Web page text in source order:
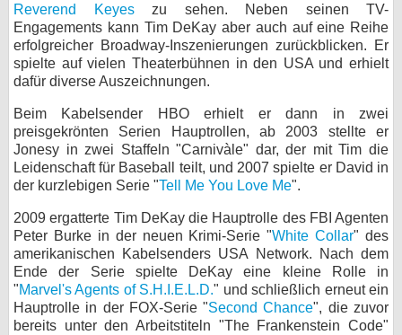
Reverend Keyeszu sehen. Neben seinen TV-
Engagements kann Tim DeKay aber auch auf eine Reihe
erfolgreicher Broadway-Inszenierungen zurückblicken. Er
spielte auf vielen Theaterbühnen in den USA und erhielt
dafür diverse Auszeichnungen.
Beim Kabelsender HBO erhielt er dann in zwei
preisgekrönten Serien Hauptrollen, ab 2003 stellte er
Jonesy in zwei Staffeln "Carnivàle" dar, der mit Tim die
Leidenschaft für Baseball teilt, und 2007 spielte er David in
der kurzlebigen Serie "Tell Me You Love Me".
2009 ergatterte Tim DeKay die Hauptrolle des FBI Agenten
Peter Burke in der neuen Krimi-Serie "White Collar" des
amerikanischen Kabelsenders USA Network. Nach dem
Ende der Serie spielte DeKay eine kleine Rolle in
"Marvel's Agents of S.H.I.E.L.D." und schließlich erneut ein
Hauptrolle in der FOX-Serie "Second Chance", die zuvor
bereits unter den Arbeitstiteln "The Frankenstein Code"
Desktop-Ansicht
myFanbase